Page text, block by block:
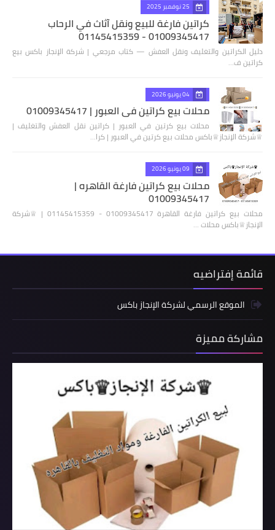
25 نوفمبر 2025
كراتين فارغة للبيع ونقل آثاث في الرحاب
01009345417 - 01145415359
دليل الكراتين والتغليف ونقل العفش — كتاب مرجعي | شركة الإنجاز باكس بيع
كراتين ف…
04 يونيو 2026
محلات بيع كراتين في العبور | 01009345417
محلات بيع كرتين في العبور | كراتين نقل العفش والتغليف |
♕شركة الإنجاز♕باكس محلات بيع كرتين في العبور | كرا…
09 يونيو 2026
محلات بيع كراتين فارغة القاهره |
01009345417
محلات بيع كراتين فارغة القاهرة 01009345417 - 01145415359 | ♕شركة
الإنجاز♕باكس محلات …
قائمة إفتراضيه
الموقع الرسمي لشركة الإنجاز باكس
مشاركة مميزة